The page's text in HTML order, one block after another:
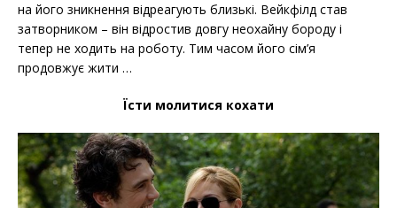
на його зникнення відреагують близькі. Вейкфілд став
затворником – він відростив довгу неохайну бороду і
тепер не ходить на роботу. Тим часом його сім’я
продовжує жити …
Їсти молитися кохати